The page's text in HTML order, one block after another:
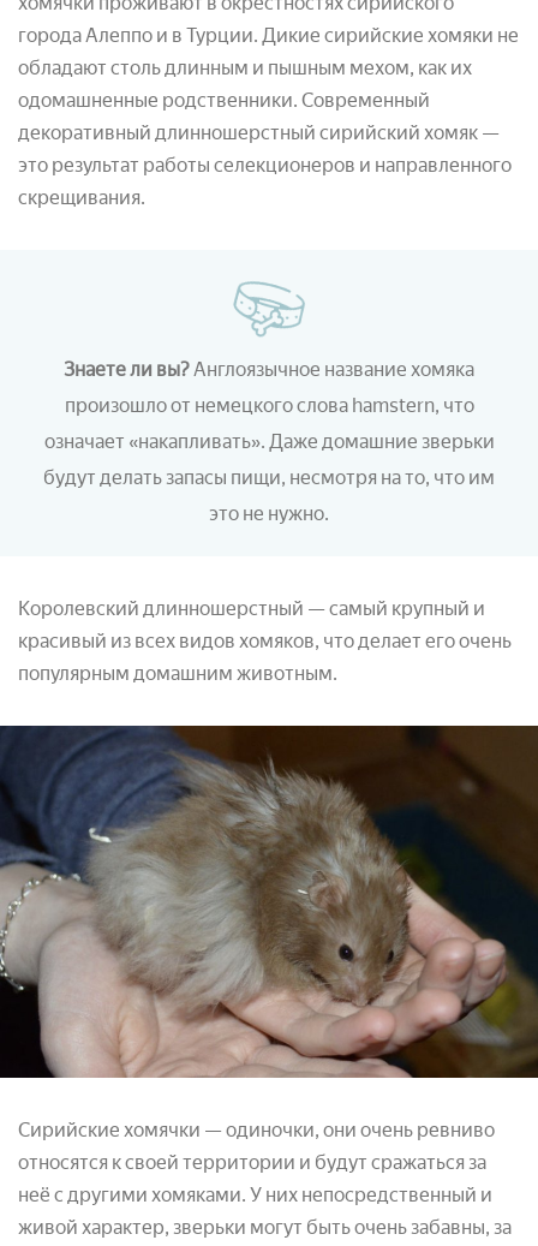
города Алеппо и в Турции. Дикие сирийские хомяки не
обладают столь длинным и пышным мехом, как их
одомашненные родственники. Современный
декоративный длинношерстный сирийский хомяк —
это результат работы селекционеров и направленного
скрещивания.
Знаете ли вы? Англоязычное название хомяка
произошло от немецкого слова hamstern, что
означает «накапливать». Даже домашние зверьки
будут делать запасы пищи, несмотря на то, что им
это не нужно.
Королевский длинношерстный — самый крупный и
красивый из всех видов хомяков, что делает его очень
популярным домашним животным.
Сирийские хомячки — одиночки, они очень ревниво
относятся к своей территории и будут сражаться за
неё с другими хомяками. У них непосредственный и
живой характер, зверьки могут быть очень забавны, за